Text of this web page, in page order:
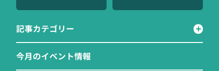
記事カテゴリー
今月のイベント情報